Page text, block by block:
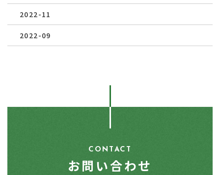
2022-11
2022-09
CONTACT
お問い合わせ